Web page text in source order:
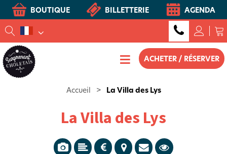
BOUTIQUE BILLETTERIE AGENDA
ACHETER / RÉSERVER
Accueil > La Villa des Lys
La Villa des Lys